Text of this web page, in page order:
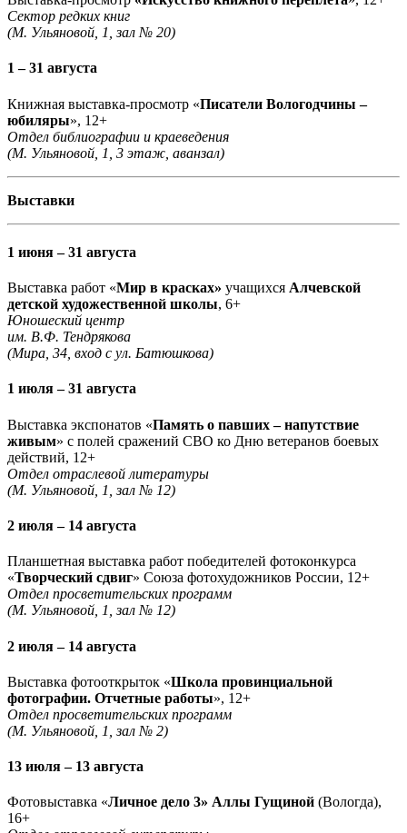
Сектор редких книг
(М. Ульяновой, 1, зал № 20)
1 – 31 августа
Книжная выставка-просмотр «Писатели Вологодчины –
юбиляры», 12+
Отдел библиографии и краеведения
(М. Ульяновой, 1, 3 этаж, аванзал)
Выставки
1 июня – 31 августа
Выставка работ «Мир в красках» учащихся Алчевской
детской художественной школы, 6+
Юношеский центр
им. В.Ф. Тендрякова
(Мира, 34, вход с ул. Батюшкова)
1 июля – 31 августа
Выставка экспонатов «Память о павших – напутствие
живым» с полей сражений СВО ко Дню ветеранов боевых
действий, 12+
Отдел отраслевой литературы
(М. Ульяновой, 1, зал № 12)
2 июля – 14 августа
Планшетная выставка работ победителей фотоконкурса
«Творческий сдвиг» Союза фотохудожников России, 12+
Отдел просветительских программ
(М. Ульяновой, 1, зал № 12)
2 июля – 14 августа
Выставка фотооткрыток «Школа провинциальной
фотографии. Отчетные работы», 12+
Отдел просветительских программ
(М. Ульяновой, 1, зал № 2)
13 июля – 13 августа
Фотовыставка «Личное дело 3» Аллы Гущиной (Вологда),
16+